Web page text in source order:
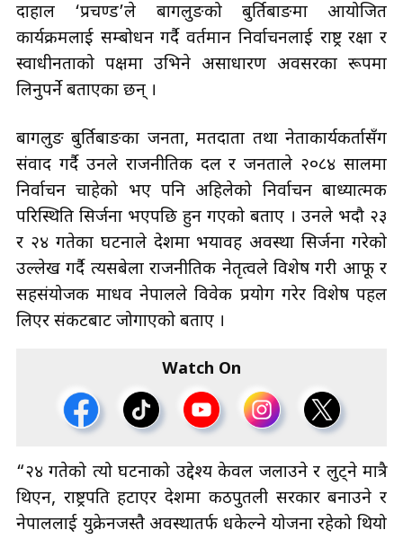
दाहाल ‘प्रचण्ड’ले बागलुङको बुर्तिबाङमा आयोजित
कार्यक्रमलाई सम्बोधन गर्दै वर्तमान निर्वाचनलाई राष्ट्र रक्षा र
स्वाधीनताको पक्षमा उभिने असाधारण अवसरका रूपमा
लिनुपर्ने बताएका छन् ।
बागलुङ बुर्तिबाङका जनता, मतदाता तथा नेताकार्यकर्तासँग
संवाद गर्दै उनले राजनीतिक दल र जनताले २०८४ सालमा
निर्वाचन चाहेको भए पनि अहिलेको निर्वाचन बाध्यात्मक
परिस्थिति सिर्जना भएपछि हुन गएको बताए । उनले भदौ २३
र २४ गतेका घटनाले देशमा भयावह अवस्था सिर्जना गरेको
उल्लेख गर्दै त्यसबेला राजनीतिक नेतृत्वले विशेष गरी आफू र
सहसंयोजक माधव नेपालले विवेक प्रयोग गरेर विशेष पहल
लिएर संकटबाट जोगाएको बताए ।
Watch On
“२४ गतेको त्यो घटनाको उद्देश्य केवल जलाउने र लुट्ने मात्रै
थिएन, राष्ट्रपति हटाएर देशमा कठपुतली सरकार बनाउने र
नेपाललाई युक्रेनजस्तै अवस्थातर्फ धकेल्ने योजना रहेको थियो